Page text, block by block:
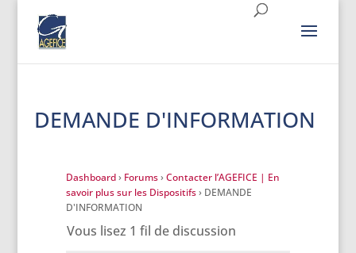
DEMANDE D'INFORMATION
Dashboard › Forums › Contacter l’AGEFICE | En
savoir plus sur les Dispositifs › DEMANDE
D'INFORMATION
Vous lisez 1 fil de discussion